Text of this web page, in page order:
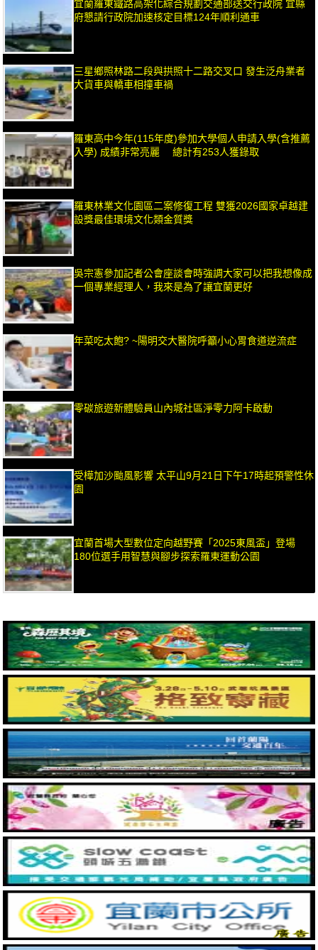
宜蘭羅東鐵路高架化綜合規劃交通部送交行政院 宜縣
府懇請行政院加速核定目標124年順利通車
三星鄉照林路二段與拱照十二路交叉口 發生泛舟業者
大貨車與轎車相撞車禍
羅東高中今年(115年度)參加大學個人申請入學(含推薦
入學) 成績非常亮麗 總計有253人獲錄取
羅東林業文化園區二案修復工程 雙獲2026國家卓越建
設獎最佳環境文化類金質獎
吳宗憲參加記者公會座談會時強調大家可以把我想像成
一個專業經理人，我來是為了讓宜蘭更好
年菜吃太飽? ~陽明交大醫院呼籲小心胃食道逆流症
零碳旅遊新體驗員山內城社區淨零力阿卡啟動
受樺加沙颱風影響 太平山9月21日下午17時起預警性休
園
宜蘭首場大型數位定向越野賽「2025東風盃」登場
180位選手用智慧與腳步探索羅東運動公園